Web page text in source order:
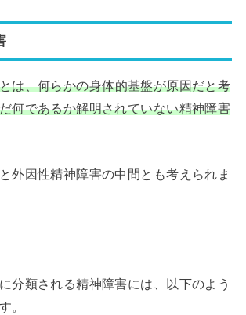
は、何らかの身体的基盤が原因だと考
何であるか解明されていない精神障害
外因性精神障害の中間とも考えられま
分類される精神障害には、以下のよう
。